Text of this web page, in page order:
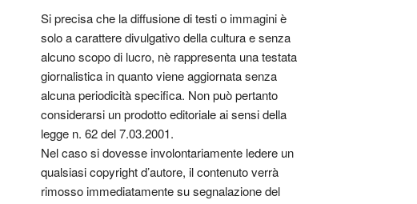
Si precisa che la diffusione di testi o immagini è
solo a carattere divulgativo della cultura e senza
alcuno scopo di lucro, nè rappresenta una testata
giornalistica in quanto viene aggiornata senza
alcuna periodicità specifica. Non può pertanto
considerarsi un prodotto editoriale ai sensi della
legge n. 62 del 7.03.2001.
Nel caso si dovesse involontariamente ledere un
qualsiasi copyright d’autore, il contenuto verrà
rimosso immediatamente su segnalazione del